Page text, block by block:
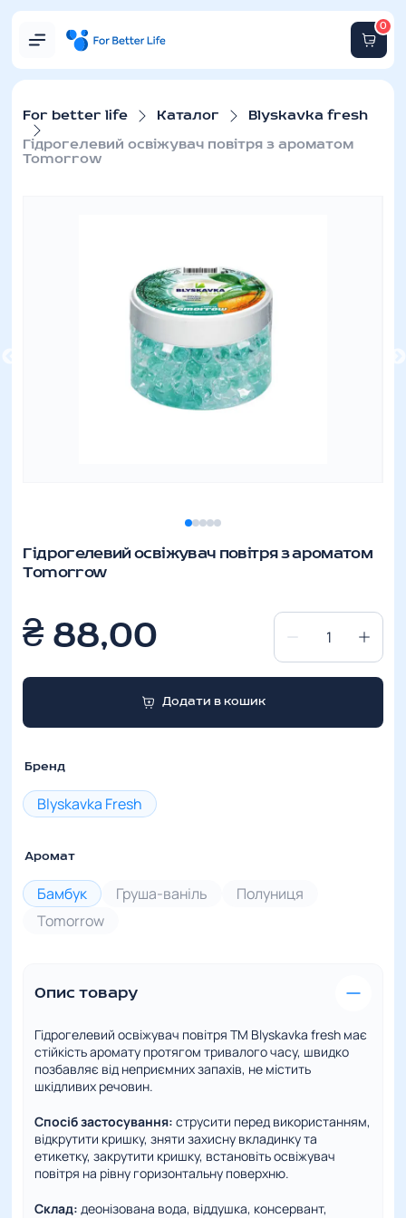
0
For better life Каталог
Blyskavka fresh
Гідрогелевий освіжувач повітря з ароматом
Tomorrow
Гідрогелевий освіжувач повітря з ароматом
Tomorrow
Бренд
Blyskavka Fresh
Аромат
Бамбук Груша-ваніль
Полуниця
Tomorrow
88,00
₴
Гідрогелевий
освіжувач
ароматом
Додати в кошик
Опис товару
Гідрогелевий освіжувач повітря ТМ Blyskavka fresh має
стійкість аромату протягом тривалого часу, швидко
позбавляє від неприємних запахів, не містить
шкідливих речовин.
Спосіб застосування: cтрусити перед використанням,
відкрутити кришку, зняти захисну вкладинку та
етикетку, закрутити кришку, встановіть освіжувач
повітря на рівну горизонтальну поверхню.
Склад: деонізована вода, віддушка, консервант,